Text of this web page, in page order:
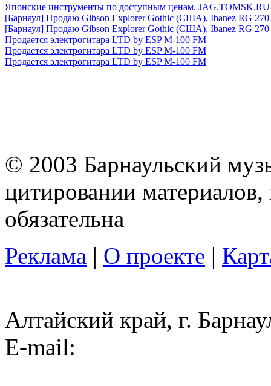
Японские инструменты по доступным ценам. JAG.TOMSK.RU
[Барнаул] Продаю Gibson Explorer Gothic (США), Ibanez RG
[Барнаул] Продаю Gibson Explorer Gothic (США), Ibanez RG
Продается электрогитара LTD by ESP M-100 FM
Продается электрогитара LTD by ESP M-100 FM
Продается электрогитара LTD by ESP M-100 FM
© 2003 Барнаульский
цитировании
обязательна
Реклама | О проекте |
Алтайский край, г.
E-mail: